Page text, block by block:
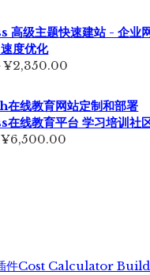
为：
¥6,990.00。
价
格
级主题快速建站 - 企业
度优化
原
为：
¥2,999.00。
¥2,350.00
价
格
为：
线教育网站定制和部署
线教育平台 学习培训社
原
¥6,500.00
件Cost Calculator